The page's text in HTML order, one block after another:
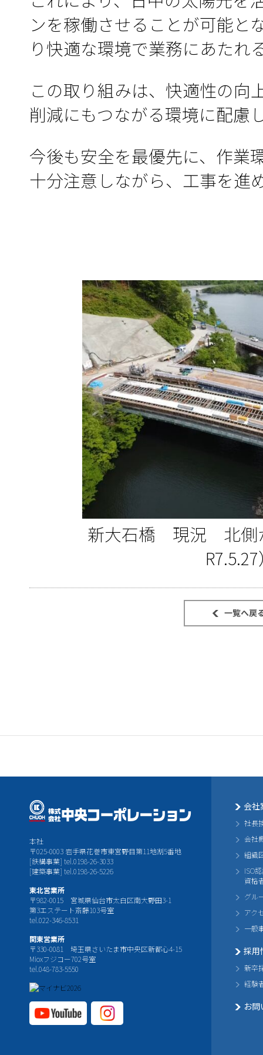
ンを稼働させることが可能と
り快適な環境で業務にあたれ
この取り組みは、快適性の向
削減にもつながる環境に配慮
今後も安全を最優先に、作業
十分注意しながら、工事を進
新大石橋 現況 北側
本社
〒025-0003 岩手県花巻市東宮野目第11地割5番地
[鉄構事業] tel.0198-26-3033
[建築事業] tel.0198-26-5226
東北営業所
〒982-0015 宮城県仙台市太白区南大野田3-1
第3エステート斎藤103号室
tel.022-346-8531
関東営業所
〒330-0081 埼玉県さいたま市中央区新都心4-15
Mioxフジコー702号室
tel.048-783-5550
会社
社長
会社
組織
ISO
資格
グル
アク
一般
採用
新卒
経験
お